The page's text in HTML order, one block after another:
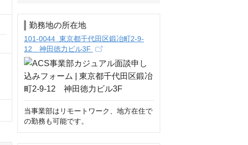
勤務地の所在地
101-0044 東京都千代田区鍛冶町2-9-
12 神田徳力ビル3F
当事業部はリモートワーク、地方在住で
の勤務も可能です。